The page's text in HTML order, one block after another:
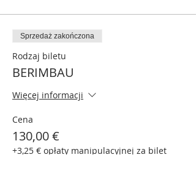
Sprzedaż zakończona
Rodzaj biletu
BERIMBAU
Więcej informacji
Cena
130,00 €
+3,25 € opłaty manipulacyjnej za bilet